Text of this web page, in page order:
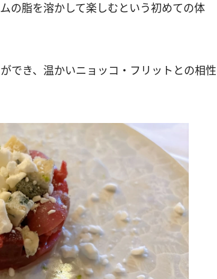
の脂を溶かして楽しむという初めての体
でき、温かいニョッコ・フリットとの相性